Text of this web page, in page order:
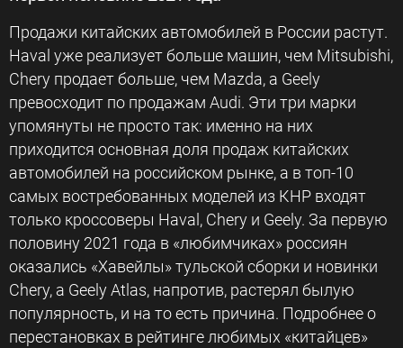
Продажи китайских автомобилей в России растут.
Haval уже реализует больше машин, чем Mitsubishi,
Chery продает больше, чем Mazda, а Geely
превосходит по продажам Audi. Эти три марки
упомянуты не просто так: именно на них
приходится основная доля продаж китайских
автомобилей на российском рынке, а в топ-10
самых востребованных моделей из КНР входят
только кроссоверы Haval, Chery и Geely. За первую
половину 2021 года в «любимчиках» россиян
оказались «Хавейлы» тульской сборки и новинки
Chery, а Geely Atlas, напротив, растерял былую
популярность, и на то есть причина. Подробнее о
перестановках в рейтинге любимых «китайцев»